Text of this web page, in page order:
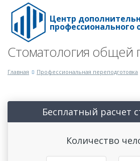
Центр
профессионального
Стоматология общей
Главная Профессиональная переподготовка
Бесплатный расчет
Количество